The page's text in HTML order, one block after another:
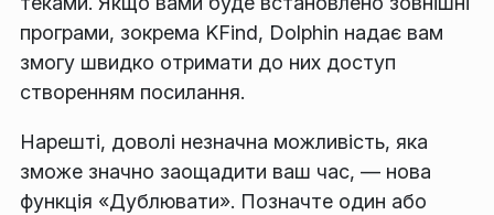
програми, зокрема KFind, Dolphin надає вам
змогу швидко отримати до них доступ
створенням посилання.
Нарешті, доволі незначна можливість, яка
зможе значно заощадити ваш час, — нова
функція «Дублювати». Позначте один або